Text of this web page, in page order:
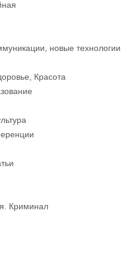
новые технологии
Красота
Криминал